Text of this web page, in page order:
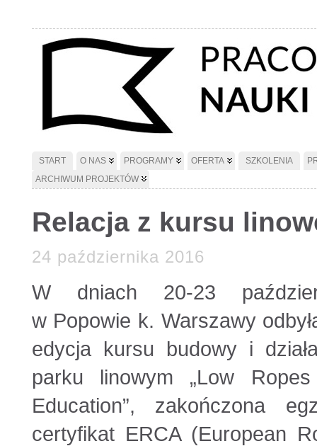
START O NAS PROGRAMY OFERTA SZKOLENIA
ARCHIWUM PROJEKTÓW
Relacja z kursu
24 października 2016
W dniach 20-23
w Popowie k. Warszawy
edycja kursu budowy i
parku linowym „Low
Education”, zakończona
certyfikat ERCA (European